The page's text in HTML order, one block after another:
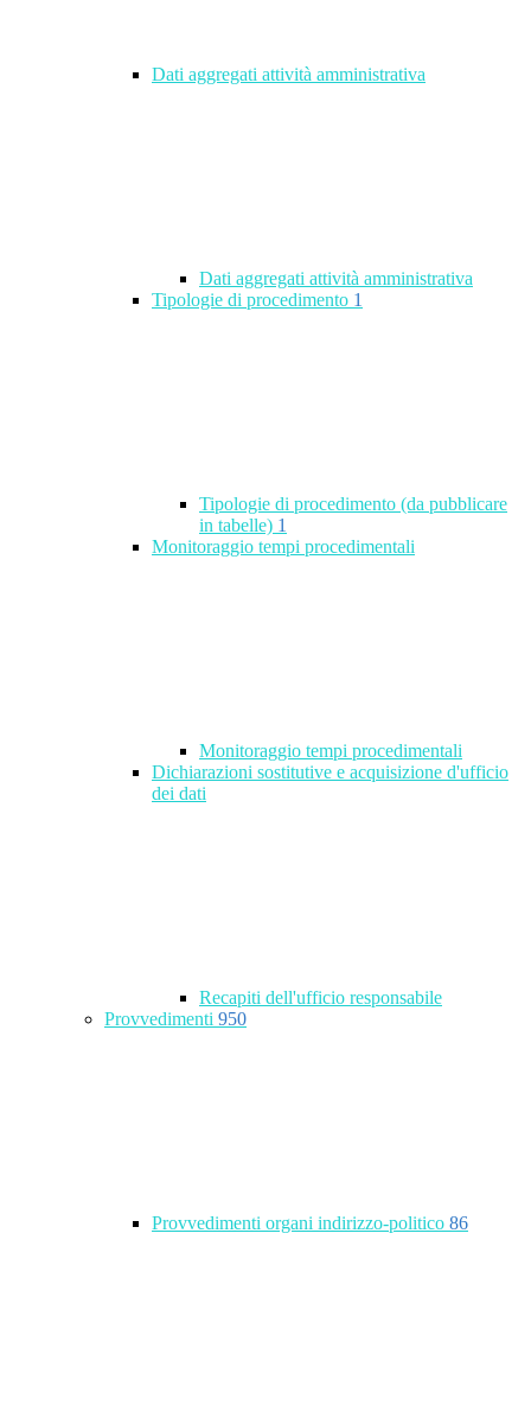
Dati aggregati attività amministrativa
Dati aggregati attività amministrativa
Tipologie di procedimento 1
Tipologie di procedimento (da pubblicare
in tabelle) 1
Monitoraggio tempi procedimentali
Monitoraggio tempi procedimentali
Dichiarazioni sostitutive e acquisizione d'ufficio
dei dati
Recapiti dell'ufficio responsabile
Provvedimenti 950
Provvedimenti organi indirizzo-politico 86